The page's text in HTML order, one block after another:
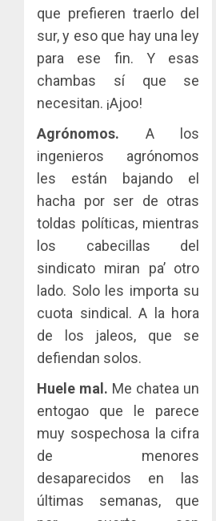
que prefieren traerlo del
sur, y eso que hay una ley
para ese fin. Y esas
chambas sí que se
necesitan. ¡Ajoo!
Agrónomos. A los
ingenieros agrónomos
les están bajando el
hacha por ser de otras
toldas políticas, mientras
los cabecillas del
sindicato miran pa’ otro
lado. Solo les importa su
cuota sindical. A la hora
de los jaleos, que se
defiendan solos.
Huele mal. Me chatea un
entogao que le parece
muy sospechosa la cifra
de menores
desaparecidos en las
últimas semanas, que